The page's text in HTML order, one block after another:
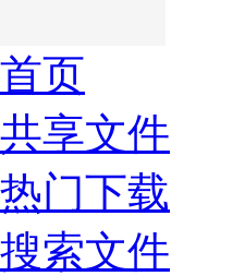
首页
共享文件
热门下载
搜索文件